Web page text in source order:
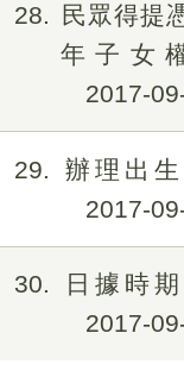
28
民眾得提
年子女
2017-
29
辦理出
2017-
30
日據時
2017-